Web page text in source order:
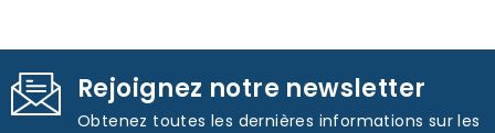
Rejoignez notre newsletter
Obtenez toutes les dernières informations sur les